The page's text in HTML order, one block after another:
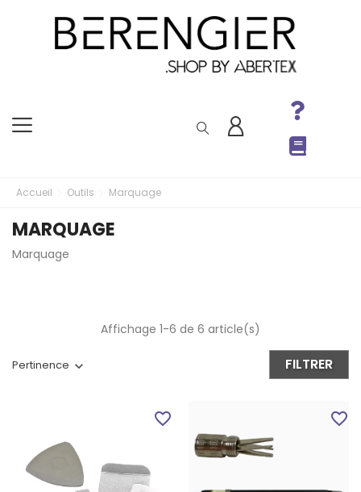
Accueil Outils Marquage
MARQUAGE
Marquage
Pertinence FILTRER
Affichage 1-6 de 6 article(s)
favorite_border favorite_border